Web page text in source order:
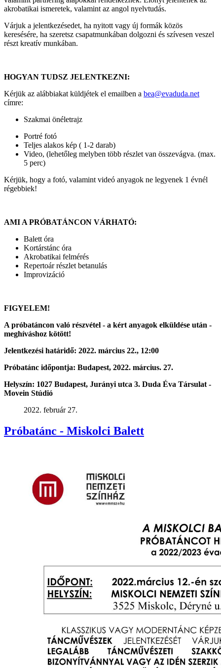
akrobatikai ismeretek, valamint az angol nyelvtudás.
Várjuk a jelentkezésedet, ha nyitott vagy új formák közös
keresésére, ha szeretsz csapatmunkában dolgozni és szívesen veszel
részt kreatív munkában.
HOGYAN TUDSZ JELENTKEZNI:
Kérjük az alábbiakat küldjétek el emailben a bea@evaduda.net
címre:
Szakmai önéletrajz
Portré fotó
Teljes alakos kép ( 1-2 darab)
Video, (lehetőleg melyben több részlet van összevágva. (max.
5 perc)
Kérjük, hogy a fotó, valamint videó anyagok ne legyenek 1 évnél
régebbiek!
AMI A PRÓBATÁNCON VÁRHATÓ:
Balett óra
Kortárstánc óra
Akrobatikai felmérés
Repertoár részlet betanulás
Improvizáció
FIGYELEM!
A próbatáncon való részvétel - a kért anyagok elküldése után -
meghíváshoz kötött!
Jelentkezési határidő: 2022. március 22., 12:00
Próbatánc időpontja: Budapest, 2022. március. 27.
Helyszín: 1027 Budapest, Jurányi utca 3. Duda Éva Társulat -
Movein Stúdió
2022. február 27.
Próbatánc - Miskolci Balett